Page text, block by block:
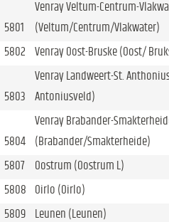
5801
Venray Veltum-Centrum-
(Veltum/Centrum/Vlakwater)
5802
Venray Oost-Bruske (Oost/
5803
Venray Landweert-St.
Antoniusveld)
5804
Venray Brabander-
(Brabander/Smakterheide)
5807
Oostrum (Oostrum L)
5808
Oirlo (Oirlo)
5809
Leunen (Leunen)